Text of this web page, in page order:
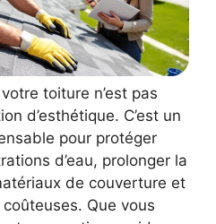
toiture n’est pas
d’esthétique. C’est un
pour protéger
d’eau, prolonger la
de couverture et
Que vous